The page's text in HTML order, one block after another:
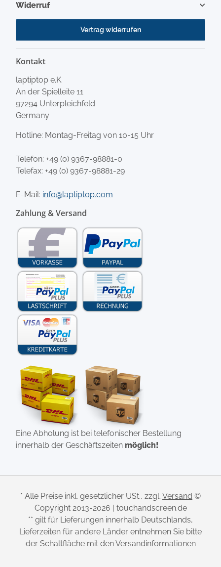
Widerruf
Vertrag widerrufen
Kontakt
laptiptop e.K.
An der Spielleite 11
97294 Unterpleichfeld
Germany
Hotline: Montag-Freitag von 10-15 Uhr
Telefon: +49 (0) 9367-98881-0
Telefax: +49 (0) 9367-98881-29
E-Mail: info@laptiptop.com
Zahlung & Versand
Eine Abholung ist bei telefonischer Bestellung
innerhalb der Geschäftszeiten möglich!
* Alle Preise inkl. gesetzlicher USt., zzgl. Versand ©
Copyright 2013-2026 | touchandscreen.de
** gilt für Lieferungen innerhalb Deutschlands,
Lieferzeiten für andere Länder entnehmen Sie bitte
der Schaltfläche mit den Versandinformationen